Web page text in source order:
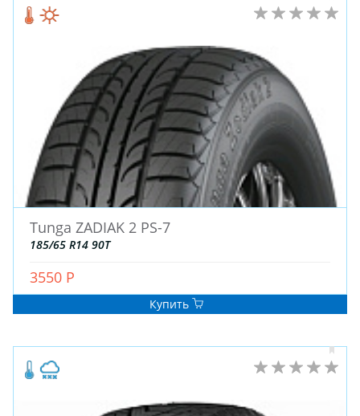
Tunga ZADIAK 2 PS-7
185/65 R14 90T
3550 Р
Купить